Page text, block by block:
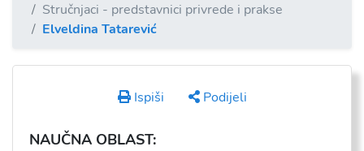
Stručnjaci - predstavnici privrede i prakse
Elveldina Tatarević
Ispiši Podijeli
NAUČNA OBLAST: